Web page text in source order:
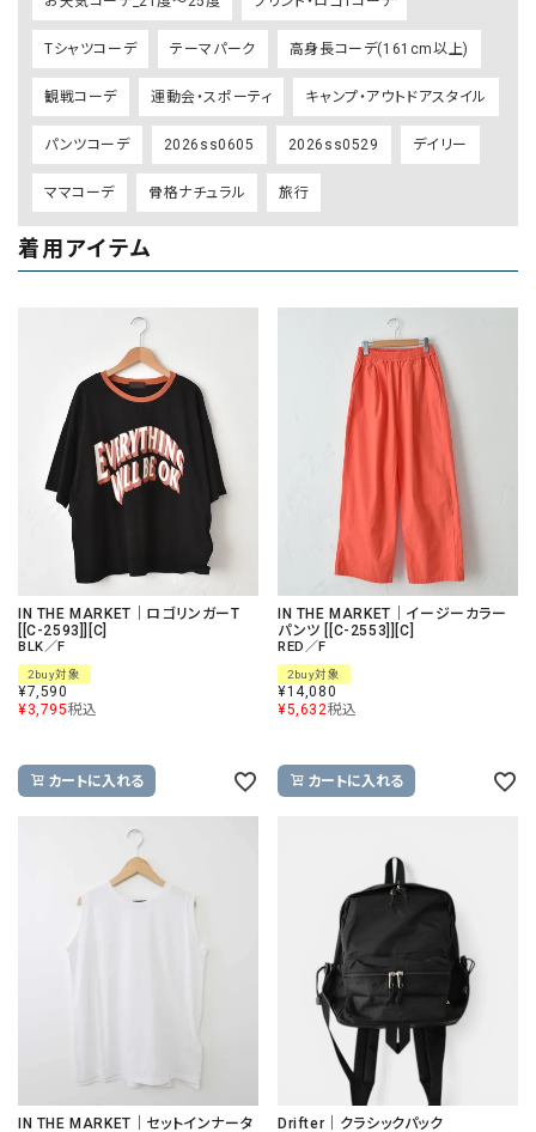
Tシャツコーデ テーマパーク 高身長コーデ(161cm以上)
観戦コーデ 運動会・スポーティ キャンプ・アウトドアスタイル
パンツコーデ 2026ss0605 2026ss0529 デイリー
ママコーデ 骨格ナチュラル 旅行
着用アイテム
IN THE MARKET｜ロゴリンガーT
[[C-2593]][C]
BLK／F
2buy対象
¥7,590
¥3,795税込
カートに入れる
IN THE MARKET｜イージーカラー
パンツ [[C-2553]][C]
RED／F
2buy対象
¥14,080
¥5,632税込
カートに入れる
IN THE MARKET｜セットインナータ
Drifter｜クラシックパック